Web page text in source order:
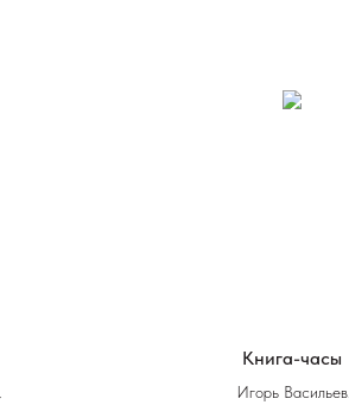
Книга-часы
Игорь Васильев